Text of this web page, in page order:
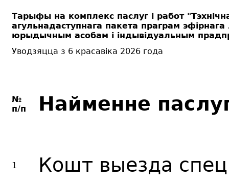
Тарыфы на комплекс паслуг і работ
агульнадаступнага пакета праграм
юрыдычным асобам і індывідуальным
Уводзяцца з 6 красавіка 2026 года
№
п/п
Найменне
1
Кошт выезда